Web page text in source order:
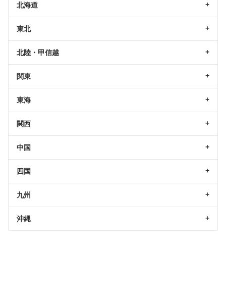
北海道
東北
北陸・甲信越
関東
東海
関西
中国
四国
九州
沖縄